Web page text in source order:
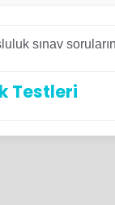
sınav
Testleri